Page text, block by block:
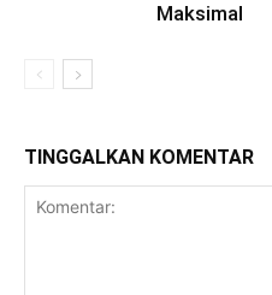
Maksimal
TINGGALKAN KOMENTAR